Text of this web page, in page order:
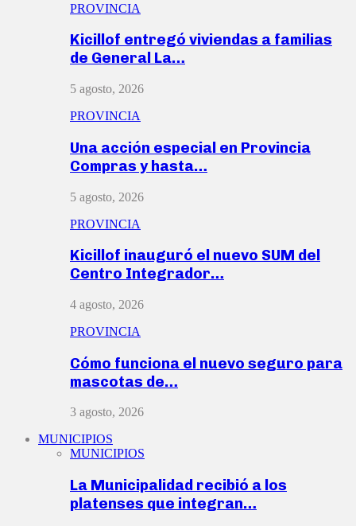
PROVINCIA
Kicillof entregó viviendas a familias
de General La…
5 agosto, 2026
PROVINCIA
Una acción especial en Provincia
Compras y hasta…
5 agosto, 2026
PROVINCIA
Kicillof inauguró el nuevo SUM del
Centro Integrador…
4 agosto, 2026
PROVINCIA
Cómo funciona el nuevo seguro para
mascotas de…
3 agosto, 2026
MUNICIPIOS
MUNICIPIOS
La Municipalidad recibió a los
platenses que integran…